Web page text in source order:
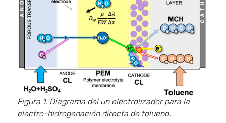
Figura 1. Diagrama del un electrolizador para la
electro-hidrogenación directa de tolueno.